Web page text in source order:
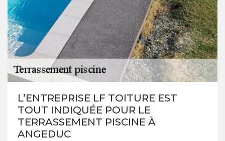
L’ENTREPRISE LF TOITURE EST
TOUT INDIQUÉE POUR LE
TERRASSEMENT PISCINE À
ANGEDUC